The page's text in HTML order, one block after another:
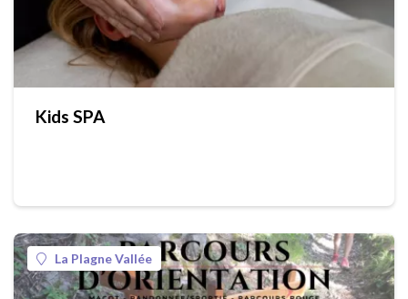
Kids SPA
La Plagne Vallée